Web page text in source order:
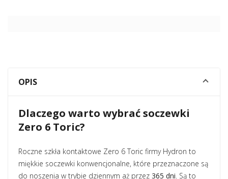
OPIS
Dlaczego warto wybrać soczewki
Zero 6 Toric?
Roczne szkła kontaktowe Zero 6 Toric firmy Hydron to
miękkie soczewki konwencjonalne, które przeznaczone są
do noszenia w trybie dziennym aż przez 365 dni. Są to